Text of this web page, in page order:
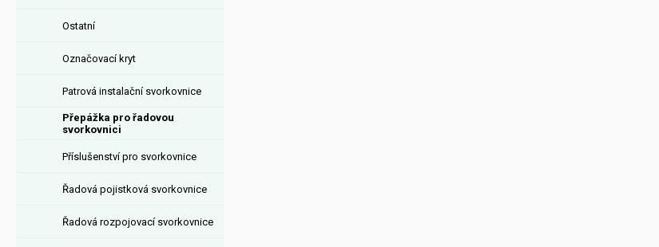
Ostatní
Označovací kryt
Patrová instalační svorkovnice
Přepážka pro řadovou
svorkovnici
Příslušenství pro svorkovnice
Řadová pojistková svorkovnice
Řadová rozpojovací svorkovnice